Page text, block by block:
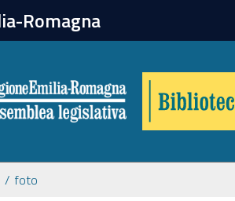
Romagna
foto